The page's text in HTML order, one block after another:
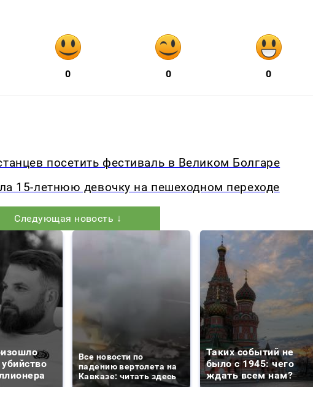
0 0 0
посетить фестиваль в Великом Болгаре
15-летнюю девочку на пешеходном переходе
Следующая новость ↓
Все новости по
падению вертолета на
Кавказе: читать здесь
Таких событий не
было с 1945: чего
ждать всем нам?